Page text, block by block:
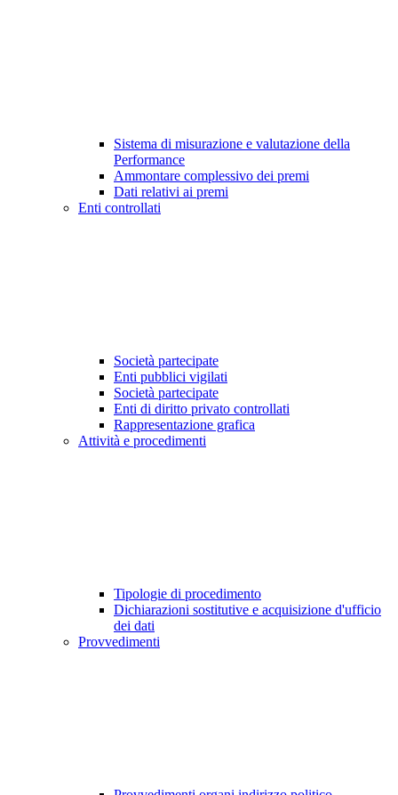
Sistema di misurazione e valutazione della
Performance
Ammontare complessivo dei premi
Dati relativi ai premi
Enti controllati
Società partecipate
Enti pubblici vigilati
Società partecipate
Enti di diritto privato controllati
Rappresentazione grafica
Attività e procedimenti
Tipologie di procedimento
Dichiarazioni sostitutive e acquisizione d'ufficio
dei dati
Provvedimenti